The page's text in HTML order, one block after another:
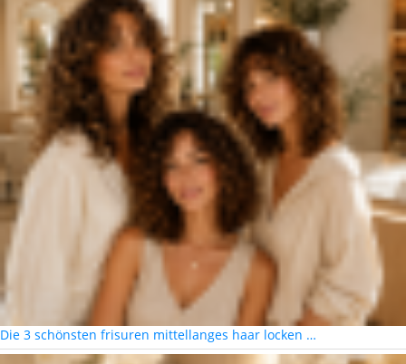
Die 3 schönsten frisuren mittellanges haar locken …